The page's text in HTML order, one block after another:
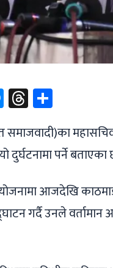
Messenger
Threads
दुर्घटनामा पर्ने बताएका
आजदेखि
गर्दै उनले